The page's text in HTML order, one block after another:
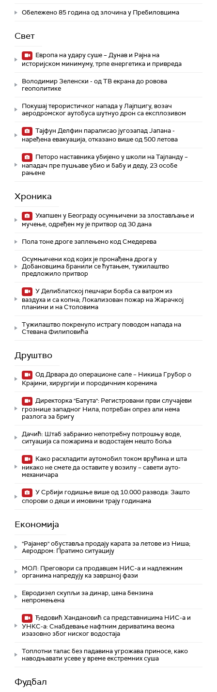
Обележено 85 година од злочина у Пребиловцима
Свет
Европа на удару суше – Дунав и Рајна на
историјском минимуму, трпе енергетика и привреда
Володимир Зеленски - од ТВ екрана до ровова
геополитике
Покушај терористичког напада у Лајпцигу, возач
аеродромског аутобуса шутнуо дрон са експлозивом
Тајфун Делфин паралисао југозапад Јапана -
наређена евакуација, отказано више од 500 летова
Петоро наставника убијено у школи на Тајланду –
нападач пре пуцњаве убио и бабу и деду, 23 особе
рањене
Хроника
Ухапшен у Београду осумњичени за злостављање и
мучење, одређен му је притвор од 30 дана
Пола тоне дроге заплењено код Смедерева
Осумњичени код којих је пронађена дрога у
Добановцима бранили се ћутањем, тужилаштво
предложило притвор
У Делиблатској пешчари борба са ватром из
ваздуха и са копна; Локализован пожар на Жарачкој
планини и на Столовима
Тужилаштво покренуло истрагу поводом напада на
Стевана Филиповића
Друштво
Од Дрвара до операционе сале – Никица Грубор о
Крајини, хирургији и породичним коренима
Директорка "Батута": Регистровани први случајеви
грознице западног Нила, потребан опрез али нема
разлога за бригу
Дачић: Штаб забранио непотребну потрошњу воде,
ситуација са пожарима и водостајем нешто боља
Како расхладити аутомобил током врућина и шта
никако не смете да оставите у возилу – савети ауто-
механичара
У Србији годишње више од 10.000 развода: Зашто
спорови о деци и имовини трају годинама
Економија
"Рајанер" обуставља продају карата за летове из Ниша;
Аеродром: Пратимо ситуацију
МОЛ: Преговори са продавцем НИС-а и надлежним
органима напредују ка завршној фази
Евродизел скупљи за динар, цена бензина
непромењена
Ђедовић Хандановић са представницима НИС-а и
УНКС-а: Снабдевање нафтним дериватима веома
изазовно због ниског водостаја
Топлотни талас без падавина угрожава приносе, како
наводњавати усеве у време екстремних суша
Фудбал